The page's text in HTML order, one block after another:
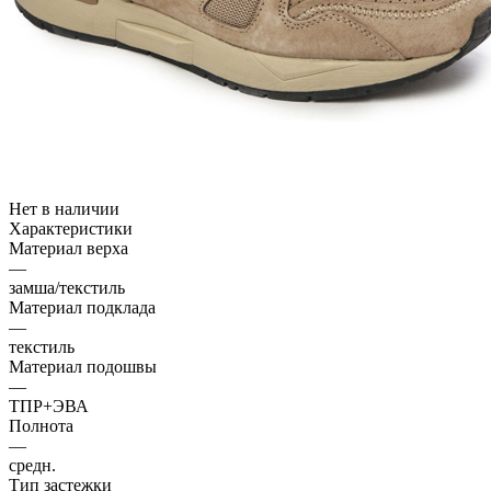
Нет в наличии
Характеристики
Материал верха
—
замша/текстиль
Материал подклада
—
текстиль
Материал подошвы
—
ТПР+ЭВА
Полнота
—
средн.
Тип застежки